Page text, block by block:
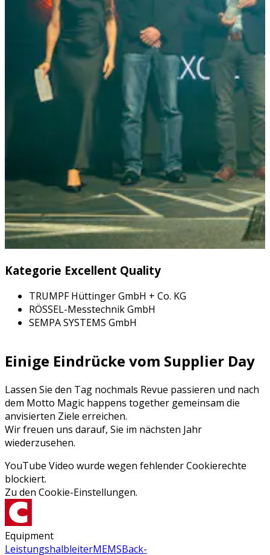
Kategorie Excellent Quality
TRUMPF Hüttinger GmbH + Co. KG
RÖSSEL-Messtechnik GmbH
SEMPA SYSTEMS GmbH
Einige Eindrücke vom Supplier Day
Lassen Sie den Tag nochmals Revue passieren und nach
dem Motto Magic happens together gemeinsam die
anvisierten Ziele erreichen.
Wir freuen uns darauf, Sie im nächsten Jahr
wiederzusehen.
YouTube Video wurde wegen fehlender Cookierechte
blockiert.
Zu den Cookie-Einstellungen.
Equipment
LeistungshalbleiterMEMSBack-